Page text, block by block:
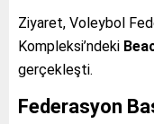
Ziyaret, Voleybol
Kompleksi’ndeki
gerçekleşti.
Federasyon